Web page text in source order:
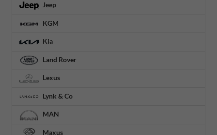
Jeep
KGM
Kia
Land Rover
Lexus
Lynk & Co
MAN
Maxus